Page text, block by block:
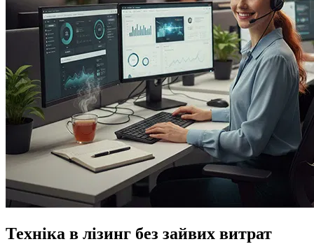
Техніка в лізинг без зайвих витрат